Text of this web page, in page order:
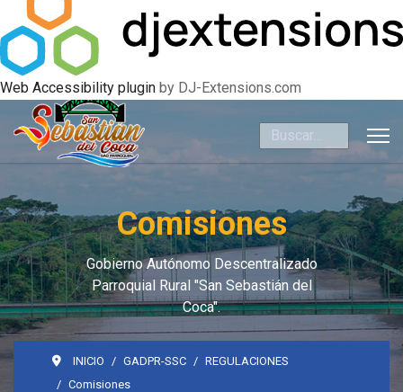
Web Accessibility plugin by DJ-Extensions.com
Buscar
Comisiones
Gobierno Autónomo Descentralizado
Parroquial Rural "San Sebastián del
Coca".
INICIO GADPR-SSC
REGULACIONES
Comisiones